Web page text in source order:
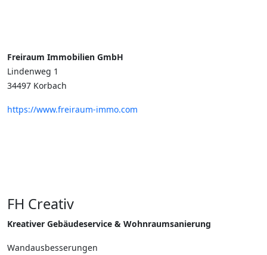
Freiraum Immobilien GmbH
Lindenweg 1
34497 Korbach
https://www.freiraum-immo.com
FH Creativ
Kreativer Gebäudeservice & Wohnraumsanierung
Wandausbesserungen